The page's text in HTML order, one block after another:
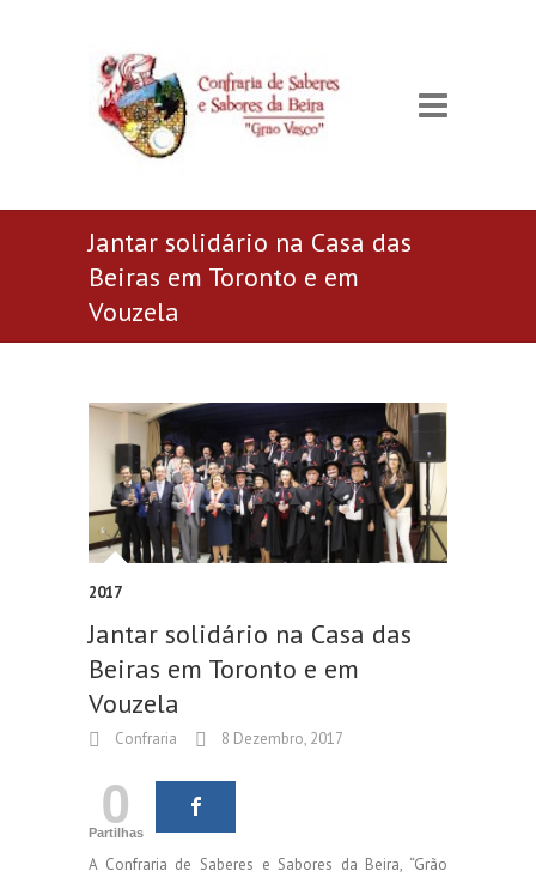
Jantar solidário na Casa das
Beiras em Toronto e em
Vouzela
2017
Jantar solidário na Casa das
Beiras em Toronto e em
Vouzela
Confraria 8 Dezembro, 2017
0
Partilhas
A Confraria de Saberes e Sabores da Beira, “Grão